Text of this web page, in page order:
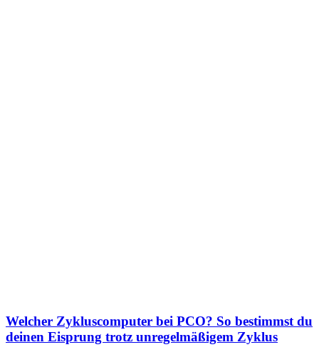
Wel­cher Zyklus­com­pu­ter bei PCO? So bestimmst du
dei­nen Eisprung trotz unre­gel­mä­ßi­gem Zyklus